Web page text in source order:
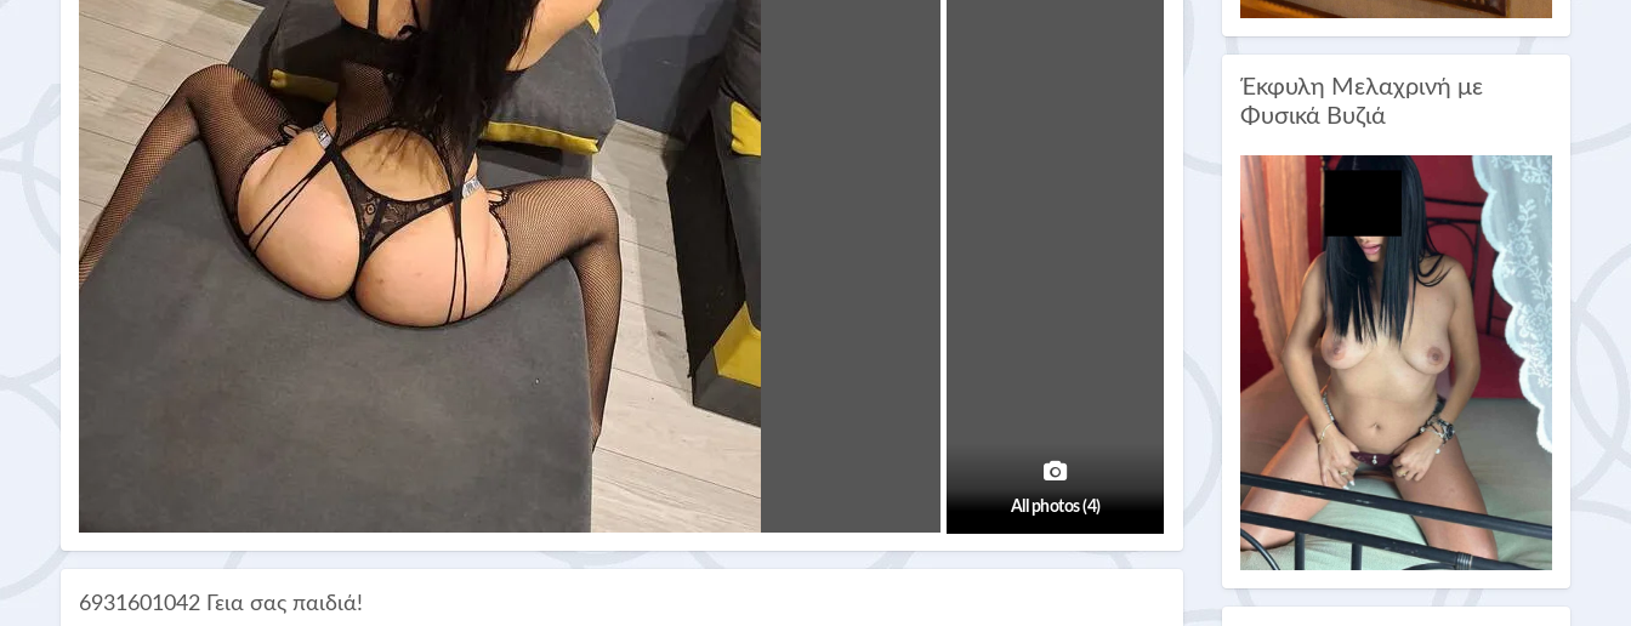
All photos (4)
6931601042 Γεια σας παιδιά!
Έκφυλη Μελαχρινή με
Φυσικά Βυζιά